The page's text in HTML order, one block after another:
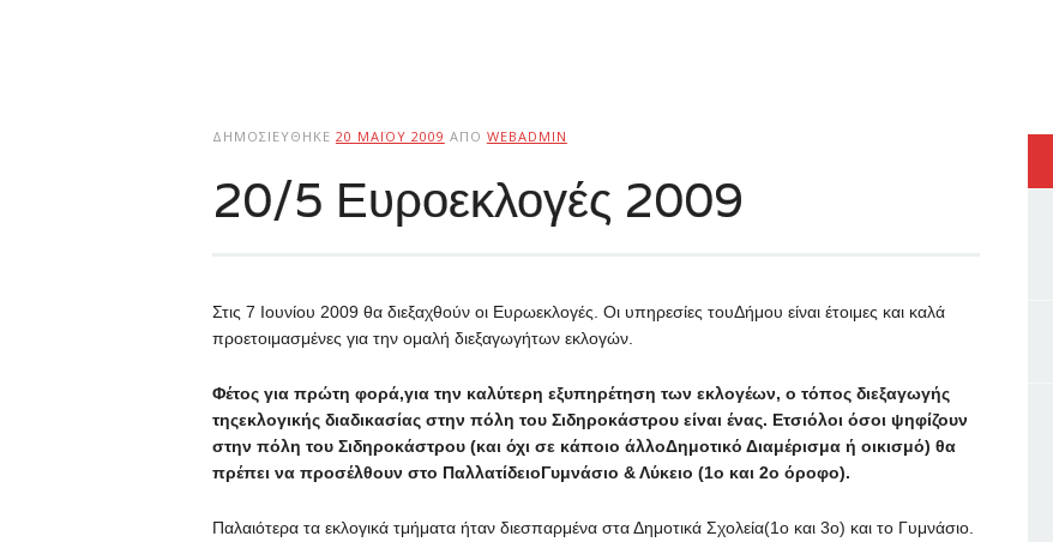
ΔΗΜΟΣΙΕΎΘΗΚΕ 20 ΜΑΪ́ΟΥ 2009 ΑΠΌ WEBADMIN
20/5 Ευροεκλογές 2009
Στις 7 Ιουνίου 2009 θα διεξαχθούν οι Ευρωεκλογές. Οι υπηρεσίες τουΔήμου είναι έτοιμες και καλά
προετοιμασμένες για την ομαλή διεξαγωγήτων εκλογών.
Φέτος για πρώτη φορά,για την καλύτερη εξυπηρέτηση των εκλογέων, ο τόπος διεξαγωγής
τηςεκλογικής διαδικασίας στην πόλη του Σιδηροκάστρου είναι ένας. Ετσιόλοι όσοι ψηφίζουν
στην πόλη του Σιδηροκάστρου (και όχι σε κάποιο άλλοΔημοτικό Διαμέρισμα ή οικισμό) θα
πρέπει να προσέλθουν στο ΠαλλατίδειοΓυμνάσιο & Λύκειο (1ο και 2ο όροφο).
Παλαιότερα τα εκλογικά τμήματα ήταν διεσπαρμένα στα Δημοτικά Σχολεία(1ο και 3ο) και το Γυμνάσιο.